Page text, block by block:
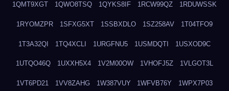
1QMT9XGT 1QWO8TSQ 1QYKS8IF 1RCW99QZ 1RDUWSSK
1RYOMZPR 1SFXG5XT 1SSBXDLO 1SZ258AV 1T04TFO9
1T3A32QI 1TQ4XCLI 1URGFNU5 1USMDQTI 1USXOD9C
1UTQO46Q 1UXXH5X4 1V2M00OW 1VHOFJ5Z 1VLGOT3L
1VT6PD21 1VV8ZAHG 1W387VUY 1WFVB76Y 1WPX7P03